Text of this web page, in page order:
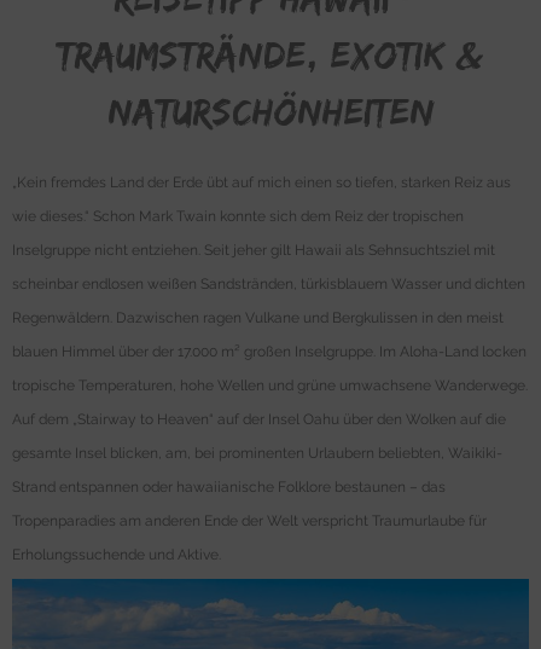
Traumstrände, Exotik &
Naturschönheiten
„Kein fremdes Land der Erde übt auf mich einen so tiefen, starken Reiz aus
wie dieses.“ Schon Mark Twain konnte sich dem Reiz der tropischen
Inselgruppe nicht entziehen. Seit jeher gilt Hawaii als Sehnsuchtsziel mit
scheinbar endlosen weißen Sandstränden, türkisblauem Wasser und dichten
Regenwäldern. Dazwischen ragen Vulkane und Bergkulissen in den meist
blauen Himmel über der 17.000 m² großen Inselgruppe. Im Aloha-Land locken
tropische Temperaturen, hohe Wellen und grüne umwachsene Wanderwege.
Auf dem „Stairway to Heaven“ auf der Insel Oahu über den Wolken auf die
gesamte Insel blicken, am, bei prominenten Urlaubern beliebten, Waikiki-
Strand entspannen oder hawaiianische Folklore bestaunen – das
Tropenparadies am anderen Ende der Welt verspricht Traumurlaube für
Erholungssuchende und Aktive.